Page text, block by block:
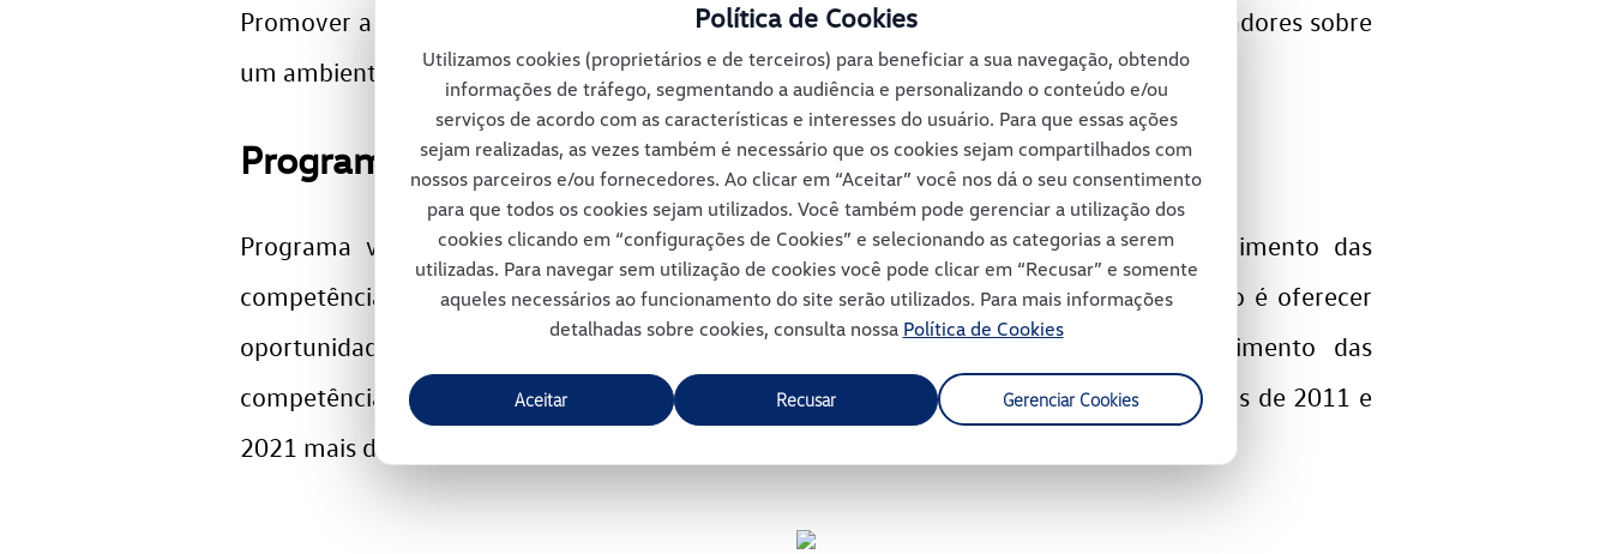
Política de Cookies
Utilizamos cookies (proprietários e de terceiros) para beneficiar a sua navegação, obtendo
informações de tráfego, segmentando a audiência e personalizando o conteúdo e/ou
serviços de acordo com as características e interesses do usuário. Para que essas ações
sejam realizadas, as vezes também é necessário que os cookies sejam compartilhados com
nossos parceiros e/ou fornecedores. Ao clicar em “Aceitar” você nos dá o seu consentimento
para que todos os cookies sejam utilizados. Você também pode gerenciar a utilização dos
cookies clicando em “configurações de Cookies” e selecionando as categorias a serem
utilizadas. Para navegar sem utilização de cookies você pode clicar em “Recusar” e somente
aqueles necessários ao funcionamento do site serão utilizados. Para mais informações
detalhadas sobre cookies, consulta nossa Política de Cookies
Aceitar Recusar Gerenciar Cookies
Promover a valorização de pessoas com deficiência e ampliar a consciência dos colaboradores sobre
um ambiente de trabalho diverso, com papel ativo dentro da empresa.
Programa Novos Horizontes
Programa voltado à qualificação de pessoas com deficiência, focado no desenvolvimento das
competências e habilidades para as oportunidades no mercado de trabalho. O objetivo é oferecer
oportunidade, por meio do aprendizado acadêmico conciliado com o desenvolvimento das
competências técnicas e comportamentais de uma carreira profissional. Durante os anos de 2011 e
2021 mais de 70 pessoas com deficiências tiveram a oportunidade de participar.